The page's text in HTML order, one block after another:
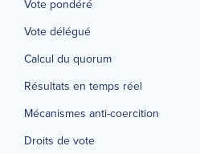
Vote pondéré
Vote délégué
Calcul du quorum
Résultats en temps réel
Mécanismes anti-coercition
Droits de vote